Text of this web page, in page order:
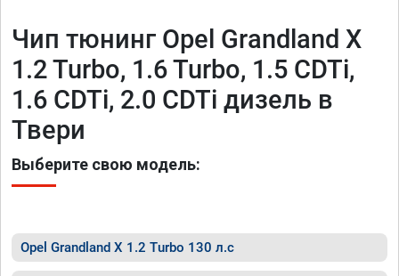
Чип тюнинг Opel Grandland X
1.2 Turbo, 1.6 Turbo, 1.5 CDTi,
1.6 CDTi, 2.0 CDTi дизель в
Твери
Выберите свою модель:
Opel Grandland X 1.2 Turbo 130 л.с